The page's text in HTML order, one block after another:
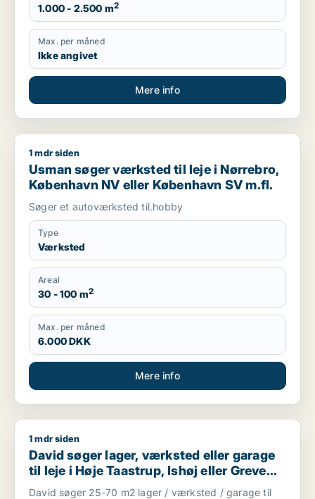
1.000 - 2.500 m2
Max. per måned
Ikke angivet
Mere info
Usman søger værksted til leje i Nørrebro, København NV
1 mdr siden
Usman søger værksted til leje i Nørrebro,
København NV eller København SV m.fl.
Søger et autoværksted til.hobby
Type
Værksted
Areal
30 - 100 m2
Max. per måned
6.000 DKK
Mere info
David søger lager, værksted eller garage til leje i Høje
1 mdr siden
David søger lager, værksted eller garage
til leje i Høje Taastrup, Ishøj eller Greve
m.fl.
David søger 25-70 m2 lager / værksted / garage til